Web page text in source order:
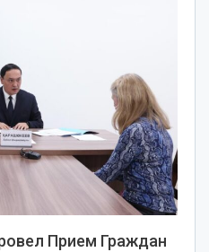
Прием Граждан